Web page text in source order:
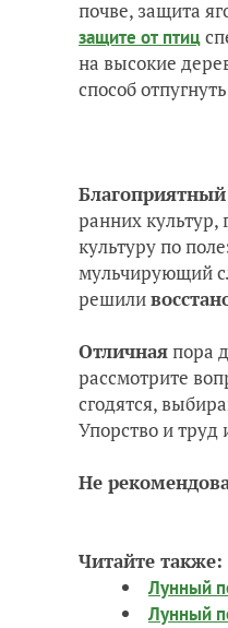
почве, защита
защите от птиц
на высокие
способ
Благоприятный
ранних культур,
культуру по
мульчирующий
решили
Отличнаяпора
рассмотрите
сгодятся,
Упорство и труд
Не
Читайте также:
Лунный
Лунный